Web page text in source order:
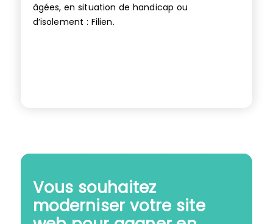
âgées, en situation de handicap ou
d’isolement : Filien.
Vous souhaitez
moderniser votre site